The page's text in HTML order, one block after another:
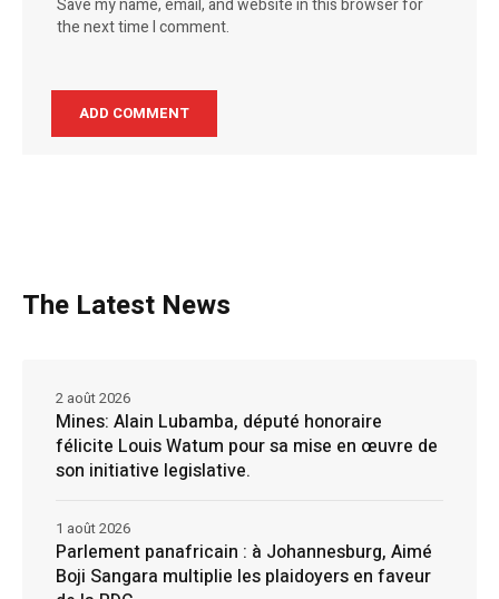
the next time I comment.
The Latest News
Mines: Alain Lubamba, député honoraire
félicite Louis Watum pour sa mise en œuvre de
son initiative legislative.
2 août 2026
Parlement panafricain : à Johannesburg, Aimé
Boji Sangara multiplie les plaidoyers en faveur
1 août 2026